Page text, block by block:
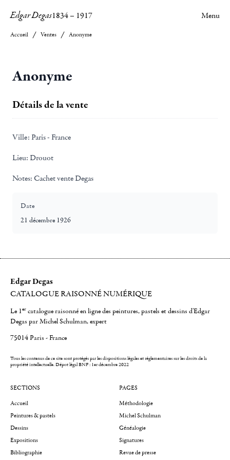
Edgar Degas1834– 1917 Menu
Accueil Ventes Anonyme
Anonyme
Détails de la vente
Ville: Paris - France
Lieu: Drouot
Notes: Cachet vente Degas
Date
21 décembre 1926
Edgar Degas
CATALOGUE RAISONNÉ NUMÉRIQUE
Le 1er catalogue raisonné en ligne des peintures, pastels et dessins d'Edgar
Degas par Michel Schulman, expert
75014 Paris - France
Tous les contenus de ce site sont protégés par les dispositions légales et réglementaires sur les droits de la
propriété intellectuelle.Dépot légal BNF : 1er décembre 2022
SECTIONS
Accueil
Peintures & pastels
Dessins
Expositions
Bibliographie
PAGES
Méthodologie
Michel Schulman
Généalogie
Signatures
Revue de presse